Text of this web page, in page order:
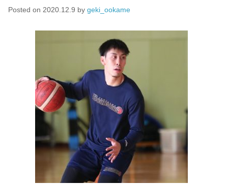
Posted on 2020.12.9 by geki_ookame